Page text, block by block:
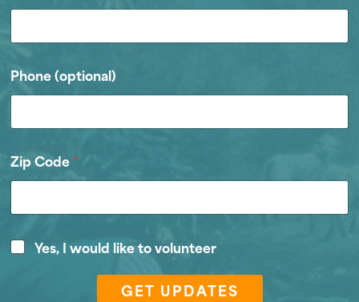
Phone (optional)
Zip Code*
C
V
o
Yes, I would like to volunteer
GET UPDATES